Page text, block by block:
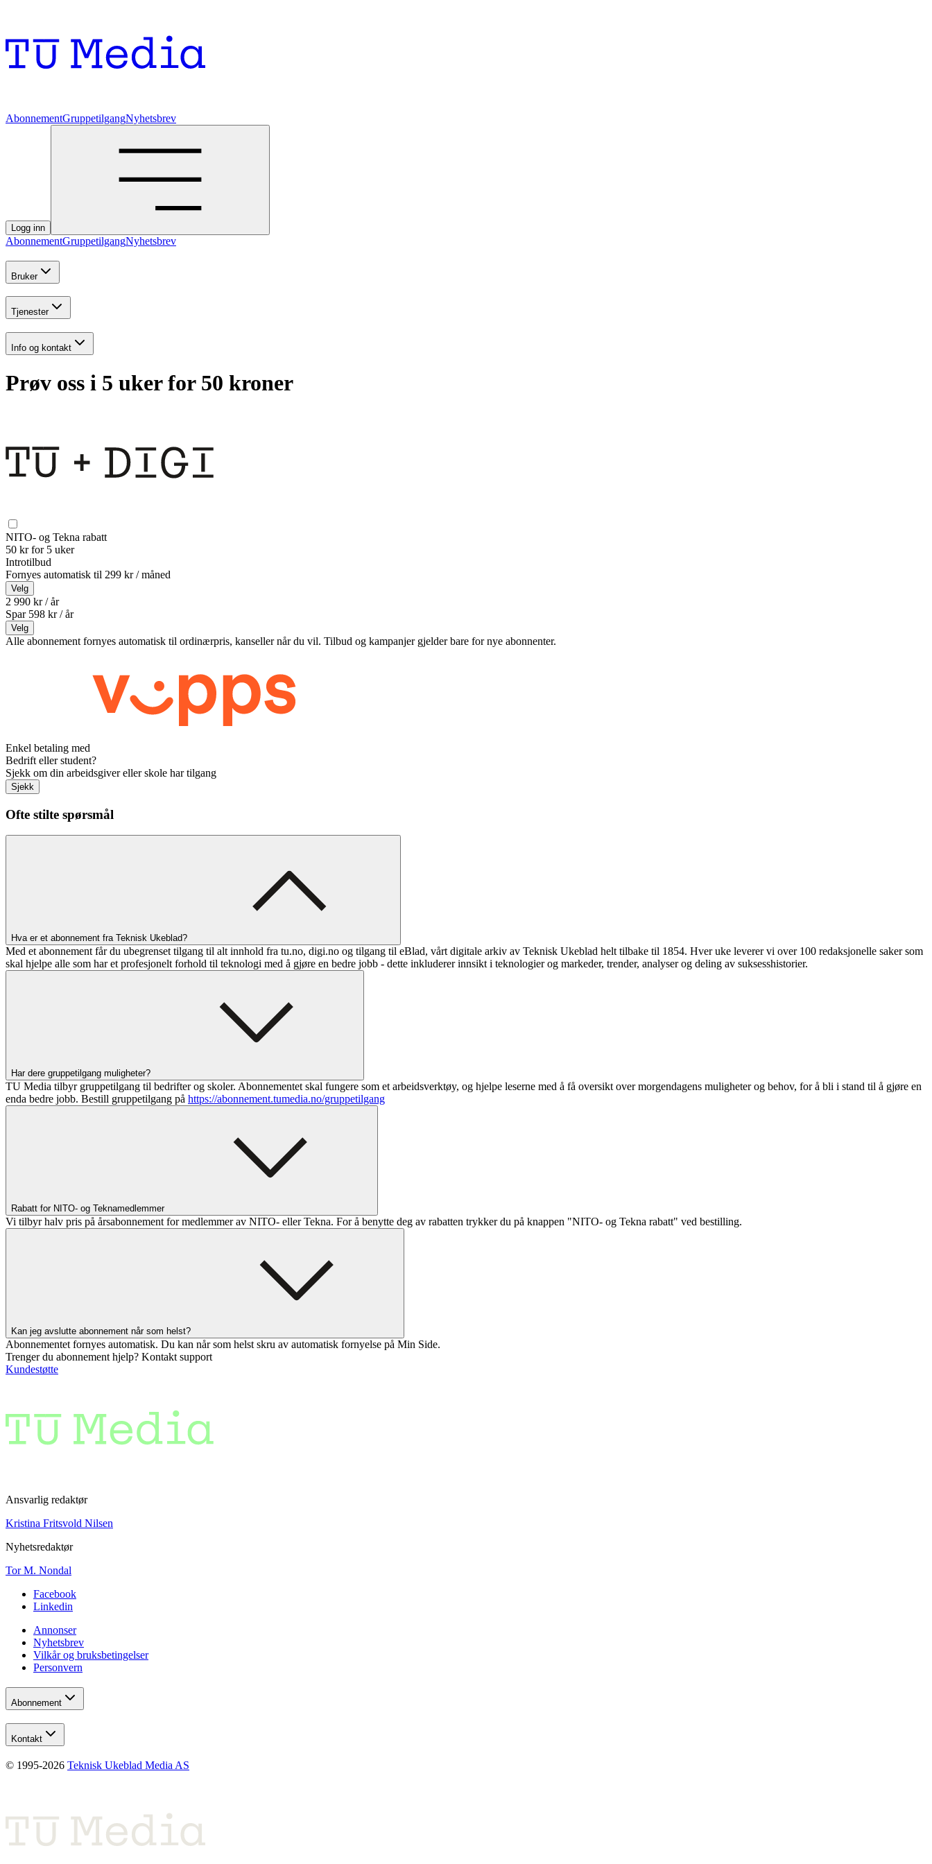
AbonnementGruppetilgangNyhetsbrev
Logg inn
AbonnementGruppetilgangNyhetsbrev
Bruker
Tjenester
Info og kontakt
Prøv oss i 5 uker for 50 kroner
NITO- og Tekna rabatt
50 kr for 5 uker
Introtilbud
Fornyes automatisk til 299 kr / måned
Velg
2 990 kr / år
Spar 598 kr /år
Velg
Alle abonnement fornyes automatisk til ordinærpris, kanseller når du vil. Tilbud og kampanjer gjelder bare for nye abonnenter.
Enkel betaling med
Bedrift eller student?
Sjekk om din arbeidsgiver eller skole har tilgang
Sjekk
Ofte stilte spørsmål
Hva er et abonnement fra Teknisk Ukeblad?
Med et abonnement får du ubegrenset tilgang til alt innhold fra tu.no, digi.no og tilgang til eBlad, vårt digitale arkiv av Teknisk Ukeblad helt tilbake til 1854. Hver uke leverer vi over 100 redaksjonelle saker som
skal hjelpe alle som har et profesjonelt forhold til teknologi med å gjøre en bedre jobb - dette inkluderer innsikt i teknologier og markeder, trender, analyser og deling av suksesshistorier.
Har dere gruppetilgang muligheter?
TU Media tilbyr gruppetilgang til bedrifter og skoler. Abonnementet skal fungere som et arbeidsverktøy, og hjelpe leserne med å få oversikt over morgendagens muligheter og behov, for å bli i stand til å gjøre en
enda bedre jobb. Bestill gruppetilgang på https://abonnement.tumedia.no/gruppetilgang
Rabatt for NITO- og Teknamedlemmer
Vi tilbyr halv pris på årsabonnement for medlemmer av NITO- eller Tekna. For å benytte deg av rabatten trykker du på knappen "NITO- og Tekna rabatt" ved bestilling.
Kan jeg avslutte abonnement når som helst?
Abonnementet fornyes automatisk. Du kan når som helst skru av automatisk fornyelse på Min Side.
Trenger du abonnement hjelp? Kontakt support
Kundestøtte
Ansvarlig redaktør
Kristina Fritsvold Nilsen
Nyhetsredaktør
Tor M. Nondal
Facebook
Linkedin
Annonser
Nyhetsbrev
Vilkår og bruksbetingelser
Personvern
Abonnement
Kontakt
© 1995-2026 Teknisk Ukeblad Media AS